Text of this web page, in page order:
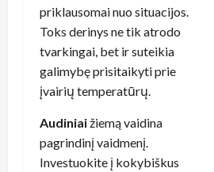
priklausomai nuo situacijos.
Toks derinys ne tik atrodo
tvarkingai, bet ir suteikia
galimybę prisitaikyti prie
įvairių temperatūrų.
Audiniaižiemą vaidina
pagrindinį vaidmenį.
Investuokite į kokybiškus